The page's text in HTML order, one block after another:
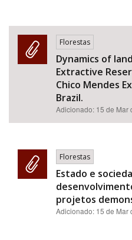
Florestas
Dynamics of
Extractive
Chico Mendes
Brazil.
Adicionado: 15 de Mar
Florestas
Estado e
projetos
Adicionado: 15 de Mar